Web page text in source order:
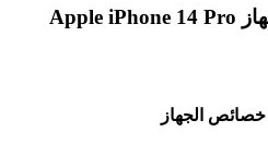
إعرف أكثر عن خصائص جهاز Apple iPhone 14 Pro
خصائص الجهاز